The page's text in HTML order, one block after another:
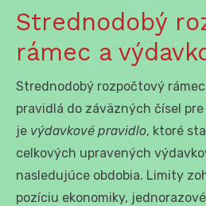
Strednodobý
rámec a
Strednodobý rozpočtový
pravidlá do záväzných čísel
je výdavkové pravidlo, ktoré
celkových upravených
nasledujúce obdobia. Limity
pozíciu ekonomiky,